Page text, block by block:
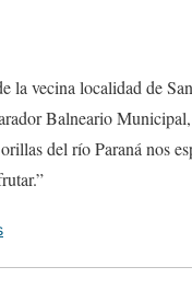
vecina localidad de
Balneario
del río Paraná nos